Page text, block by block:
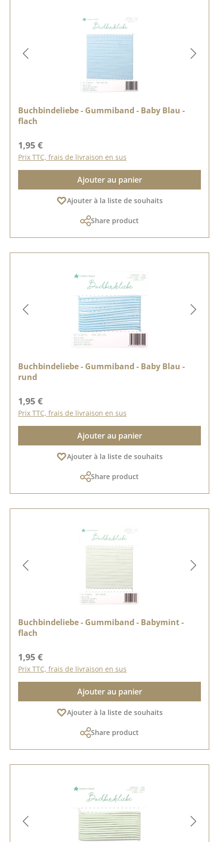
Buchbindeliebe - Gummiband - Baby Blau -
flach
Prix régulier :
1,95 €
Prix TTC, frais de livraison en sus
Ajouter au panier
Ajouter à la liste de souhaits
Share product
Buchbindeliebe - Gummiband - Baby Blau -
rund
Prix régulier :
1,95 €
Prix TTC, frais de livraison en sus
Ajouter au panier
Ajouter à la liste de souhaits
Share product
Buchbindeliebe - Gummiband - Babymint -
flach
Prix régulier :
1,95 €
Prix TTC, frais de livraison en sus
Ajouter au panier
Ajouter à la liste de souhaits
Share product